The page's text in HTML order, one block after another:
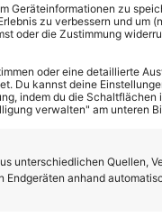
Geräteinformationen zu
zu verbessern und um
oder die Zustimmung
oder eine detaillierte
Du kannst deine
indem du die
verwalten" am unteren
unterschiedlichen Quellen,
Endgeräten anhand
Ganz in Weiß“: Ein heller
Herz und Leidenschaft!
– Ganz in Weiß“ 2026:
des Konzertes mit
Jordi, Markus